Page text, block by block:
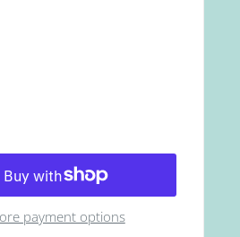
payment options